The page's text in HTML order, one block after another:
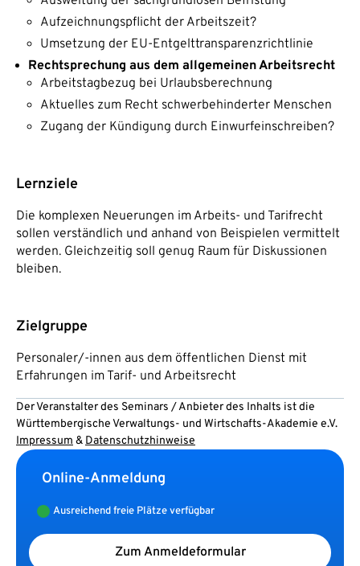
Aufzeichnungspflicht der Arbeitszeit?
Umsetzung der EU-Entgelttransparenzrichtlinie
Rechtsprechung aus dem allgemeinen Arbeitsrecht
Arbeitstagbezug bei Urlaubsberechnung
Aktuelles zum Recht schwerbehinderter Menschen
Zugang der Kündigung durch Einwurfeinschreiben?
Lernziele
Die komplexen Neuerungen im Arbeits- und Tarifrecht
sollen verständlich und anhand von Beispielen vermittelt
werden. Gleichzeitig soll genug Raum für Diskussionen
bleiben.
Zielgruppe
Personaler/-innen aus dem öffentlichen Dienst mit
Erfahrungen im Tarif- und Arbeitsrecht
Der Veranstalter des Seminars / Anbieter des Inhalts ist die
Württembergische Verwaltungs- und Wirtschafts-Akademie e.V.
Impressum & Datenschutzhinweise
Online-Anmeldung
Ausreichend freie Plätze verfügbar
Zum Anmeldeformular